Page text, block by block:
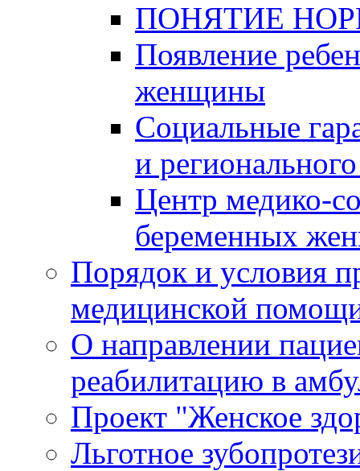
ПОНЯТИЕ
Появление
женщины
Социальные
и
Центр медико-
беременных
Порядок и условия
медицинской
О направлении
реабилитацию в
Проект "Женское
Льготное